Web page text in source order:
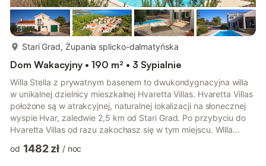
Stari Grad, Żupania splicko-dalmatyńska
Dom Wakacyjny • 190 m² • 3 Sypialnie
Willa Stella z prywatnym basenem to dwukondygnacyjna willa
w unikalnej dzielnicy mieszkalnej Hvaretta Villas. Hvaretta Villas
położone są w atrakcyjnej, naturalnej lokalizacji na słonecznej
wyspie Hvar, zaledwie 2,5 km od Stari Grad. Po przybyciu do
Hvaretta Villas od razu zakochasz się w tym miejscu. Willa
najbliższych dzikich plaż wynosi 400 m. Aby ułatwić transport
od 1482 zł / noc